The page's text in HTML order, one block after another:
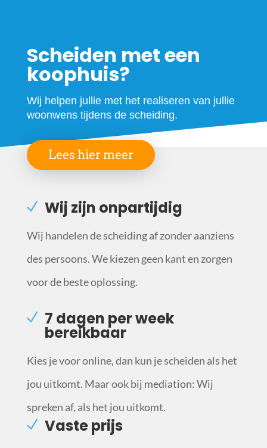
Scheiden met een
koophuis?
Wij helpen jullie met het realiseren van jullie
woonwens tijdens de scheiding.
Lees hier meer
Wij zijn onpartijdig
Wij handelen de scheiding af zonder aanziens
des persoons. We kiezen geen kant en zorgen
voor de beste oplossing.
7 dagen per week
bereikbaar
Kies je voor online, dan kun je scheiden als het
jou uitkomt. Maar ook bij mediation: Wij
spreken af, als het jou uitkomt.
Vaste prijs